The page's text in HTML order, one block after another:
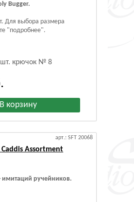
Bugger.
Для выбора размера
"подробнее".
шт. крючок № 8
арт.: SFT 20068
Assortment
ручейников.